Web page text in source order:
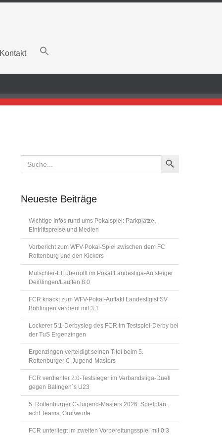
Kontakt
Search
for:
Search Button
Neueste Beiträge
Wichtige Infos rund ums Pokalspiel: Parkplätze,
Eintrittspreise und Medien
Vorbericht zum WFV-Pokal-Spiel zwischen dem FC
Rottenburg und den Kickers
Mutschler-Elf überrollt im Pokal Landesliga-Aufsteiger
Deißlingen/Lauffen 8:0
FCR knackt zum WFV-Pokal-Auftakt Landesligist SV
Böblingen verdient mit 3:1
Lockerer 5:1-Derbysieg des FCR im Testspiel-Derby bei
der TuS Ergenzingen
Ergenzingen verteidigt seinen Titel beim 5.
Rottenburger C-Jugend-Masters
FCR verdienter 2:0-Testsieger im Verbandsliga-Duell
gegen Balingen´s U23
5. Rottenburger C-Jugend-Masters 2026: Spielplan,
acht Teams, Grußworte
FCR unterliegt im zweiten Vorbereitungsspiel mit 0:3